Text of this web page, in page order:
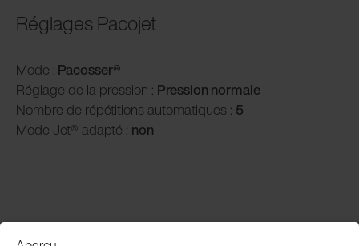
Réglages Pacojet
Mode : Pacosser®
Réglage de la pression : Pression normale
Nombre de répétitions automatiques : 5
Mode Jet® adapté : non